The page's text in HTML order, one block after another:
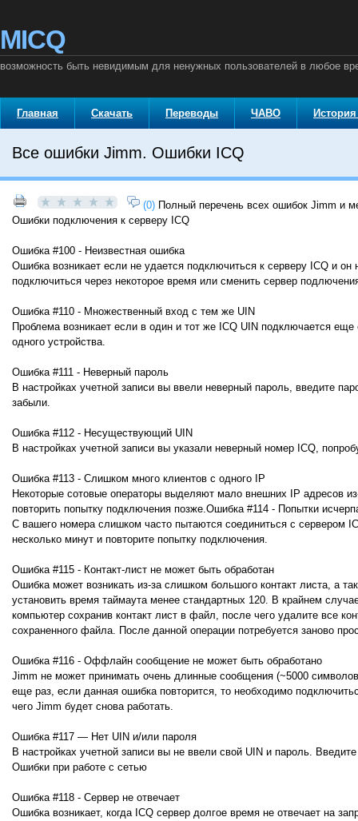
MICQ
возможность быть невидимым для ненужных пользователей в любое
Главная Скачать Переводы ЧАВО
Все ошибки Jimm. Ошибки ICQ
(0) Полный перечень всех ошибок Jimm и
Ошибки подключения к серверу ICQ
Ошибка #100 - Неизвестная ошибка
Ошибка возникает если не удается подключиться к серверу ICQ и
подключиться через некоторое время или сменить сервер
Ошибка #110 - Множественный вход с тем же UIN
Проблема возникает если в один и тот же ICQ UIN подключается
одного устройства.
Ошибка #111 - Неверный пароль
В настройках учетной записи вы ввели неверный пароль, введите
забыли.
Ошибка #112 - Несуществующий UIN
В настройках учетной записи вы указали неверный номер ICQ,
Ошибка #113 - Слишком много клиентов с одного IP
Некоторые сотовые операторы выделяют мало внешних IP адресов
повторить попытку подключения позже.Ошибка #114 - Попытки
С вашего номера слишком часто пытаются соединиться с сервером
несколько минут и повторите попытку подключения.
Ошибка #115 - Контакт-лист не может быть обработан
Ошибка может возникать из-за слишком большого контакт листа, а
установить время таймаута менее стандартных 120. В крайнем
компьютер сохранив контакт лист в файл, после чего удалите все
сохраненного файла. После данной операции потребуется заново
Ошибка #116 - Оффлайн сообщение не может быть обработано
Jimm не может принимать очень длинные сообщения (~5000
еще раз, если данная ошибка повторится, то необходимо
чего Jimm будет снова работать.
Ошибка #117 — Нет UIN и/или пароля
В настройках учетной записи вы не ввели свой UIN и пароль.
Ошибки при работе с сетью
Ошибка #118 - Сервер не отвечает
Ошибка возникает, когда ICQ сервер долгое время не отвечает на